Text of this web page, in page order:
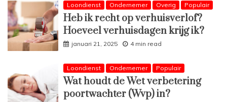
Loondienst Ondernemer Overig Populair
Heb ik recht op verhuisverlof?
Hoeveel verhuisdagen krijg ik?
januari 21, 2025 4 min read
Loondienst Ondernemer Populair
Wat houdt de Wet verbetering
poortwachter (Wvp) in?